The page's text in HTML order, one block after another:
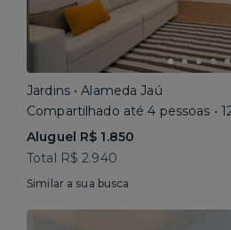
Jardins • Alameda Jaú
Compartilhado até 4 pessoas •
Aluguel R$ 1.850
Total R$ 2.940
Similar a sua busca